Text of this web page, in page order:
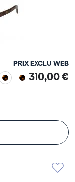
PRIX EXCLU WEB
310,00 €